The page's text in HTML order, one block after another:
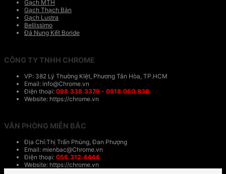
Gạch MTH
Gạch Thạch Bàn
Gạch Lustra
Bellissimo
Đá Nung Kết Boride
CÔNG TY TNHH CHROME
VP: 382 Lý Thường KIệt, Phương Tân Hòa, TP.HCM
Email: info@Chrome.vn
Điện thoại: 098.338.3379 - 0918.060.838
Website: https://chrome.vn
VĂN PHÒNG MIÊN BẮC
Địa Chỉ:Thị Trấn Phùng, Đan Phượng
Email: mienbac@Chrome.vn
Điện thoại: 056.312.4444
Website: https://chrome.vn